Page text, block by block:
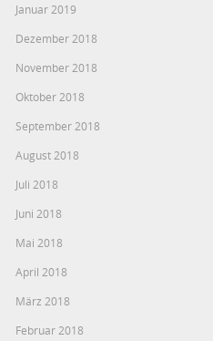
Januar 2019
Dezember 2018
November 2018
Oktober 2018
September 2018
August 2018
Juli 2018
Juni 2018
Mai 2018
April 2018
März 2018
Februar 2018